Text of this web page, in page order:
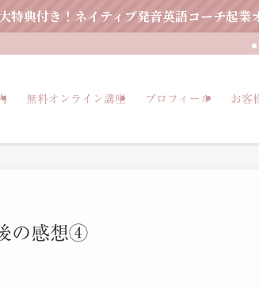
ブ発音英語コーチ起業オンラインプログ
無料オンライン講座 プロフィール お客
の感想④